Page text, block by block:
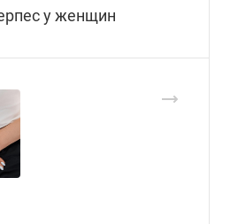
у женщин